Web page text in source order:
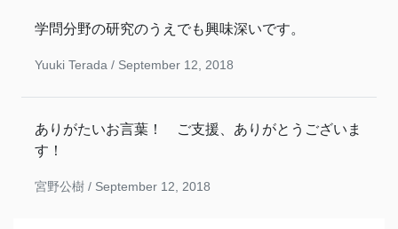
学問分野の研究のうえでも興味深いです。
Yuuki Terada / September 12, 2018
ありがたいお言葉！ ご支援、ありがとうございま
す！
宮野公樹 / September 12, 2018